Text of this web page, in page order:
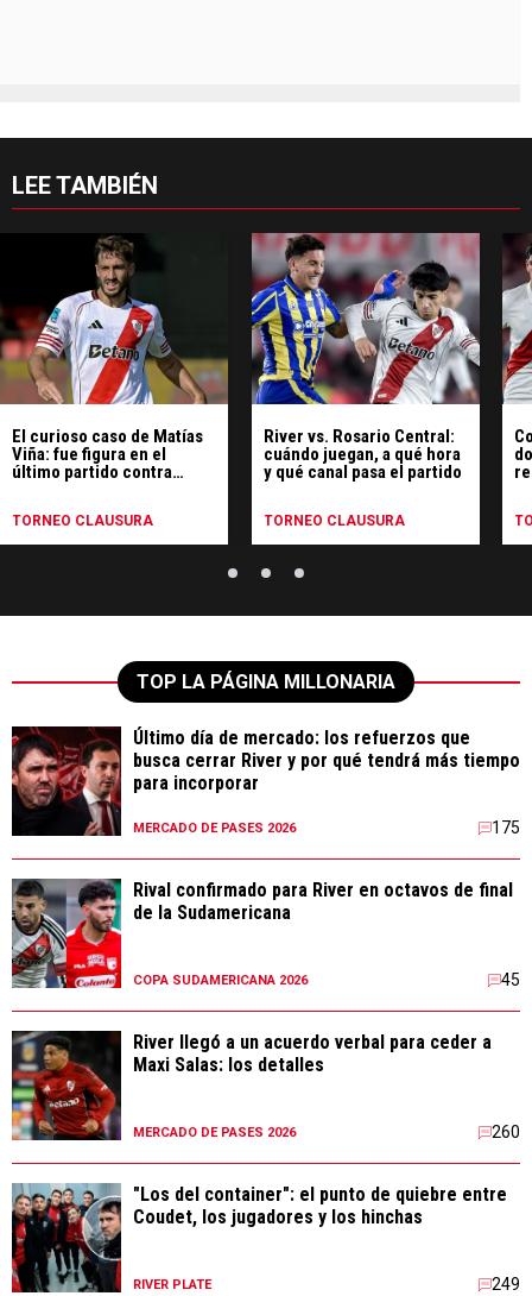
LEE TAMBIÉN
El curioso caso de Matías
Viña: fue figura en el
último partido contra
TORNEO CLAUSURA
River vs. Rosario Central:
cuándo juegan, a qué hora
y qué canal pasa el partido
TORNEO CLAUSURA
TOP LA PÁGINA MILLONARIA
Último día de mercado: los refuerzos que
busca cerrar River y por qué tendrá más tiempo
para incorporar
MERCADO DE PASES 2026 175
Rival confirmado para River en octavos de final
de la Sudamericana
COPA SUDAMERICANA 2026 45
River llegó a un acuerdo verbal para ceder a
Maxi Salas: los detalles
MERCADO DE PASES 2026 260
"Los del container": el punto de quiebre entre
Coudet, los jugadores y los hinchas
RIVER PLATE 249